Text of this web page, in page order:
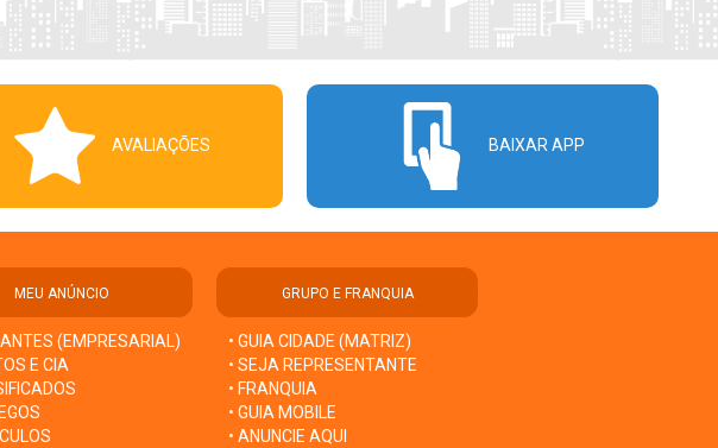
AVALIAÇÕES BAIXAR APP
MEU ANÚNCIO
(EMPRESARIAL)
E CIA
GRUPO E FRANQUIA
• GUIA CIDADE (MATRIZ)
• SEJA REPRESENTANTE
• FRANQUIA
• GUIA MOBILE
• ANUNCIE AQUI